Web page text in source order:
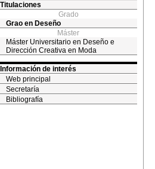
Titulaciones
Grado
Grao en Deseño
Máster
Máster Universitario en Deseño e
Dirección Creativa en Moda
Información de interés
Web principal
Secretaría
Bibliografía